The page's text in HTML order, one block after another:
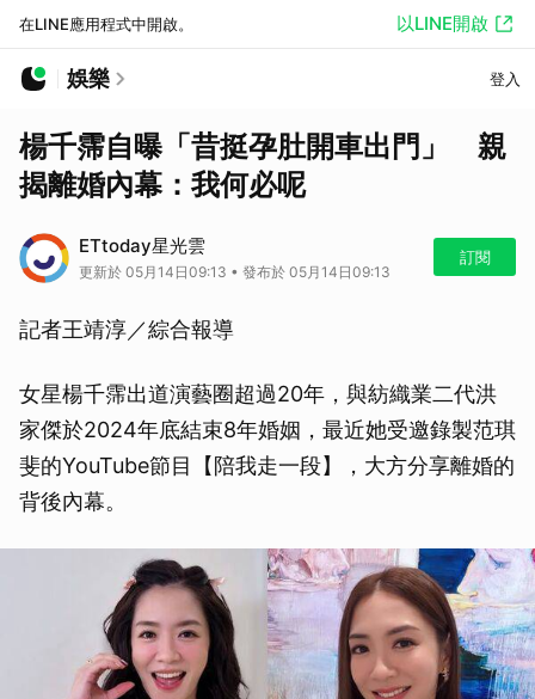
在LINE應用程式中開啟。 以LINE開啟
娛樂 登入
楊千霈自曝「昔挺孕肚開車出門」 親
揭離婚內幕：我何必呢
ETtoday星光雲
更新於 05月14日09:13 • 發布於 05月14日09:13
訂閱
記者王靖淳／綜合報導
女星楊千霈出道演藝圈超過20年，與紡織業二代洪
家傑於2024年底結束8年婚姻，最近她受邀錄製范琪
斐的YouTube節目【陪我走一段】，大方分享離婚的
背後內幕。